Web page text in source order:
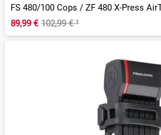
FS 480/100 Cops / ZF 480 X-Press
89,99 € 102,99 €¹